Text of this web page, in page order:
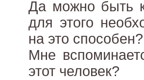
Да можно быть
для этого
на это способен?
Мне
этот человек?